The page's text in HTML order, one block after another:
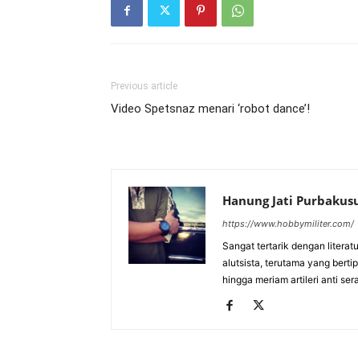
Previous article
Video Spetsnaz menari ‘robot dance’!
Hanung Jati
https://www.hobbymiliter.com/
Sangat tertarik dengan
alutsista, terutama yang
hingga meriam artileri anti